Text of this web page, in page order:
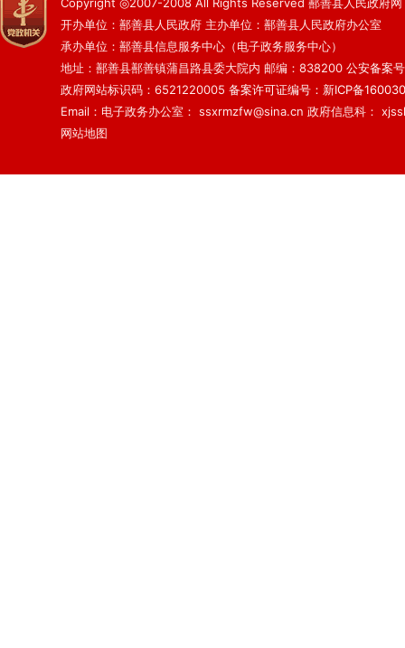
开办单位：鄯善县人民政府 主办单位：鄯善县人民政府办公室
承办单位：鄯善县信息服务中心（电子政务服务中心）
地址：鄯善县鄯善镇蒲昌路县委大院内 邮编：838200 公安备案
政府网站标识码：6521220005 备案许可证编号：新ICP备
Email：电子政务办公室： ssxrmzfw@sina.cn 政府信息科：
网站地图